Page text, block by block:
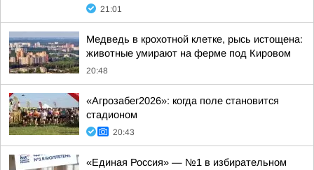
21:01
Медведь в крохотной клетке, рысь истощена:
животные умирают на ферме под Кировом
20:48
«Агрозабег2026»: когда поле становится
стадионом
20:43
«Единая Россия» — №1 в избирательном